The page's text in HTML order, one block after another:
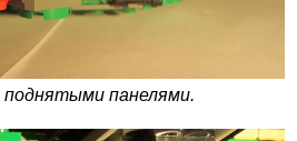
поднятыми панелями.